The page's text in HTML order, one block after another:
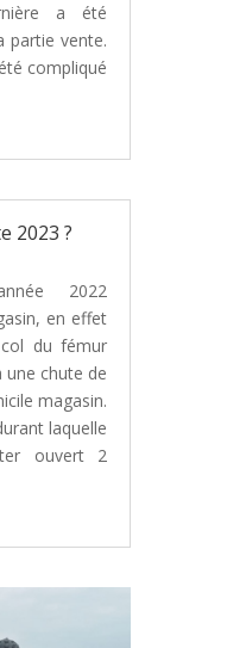
a été
partie vente.
compliqué
2023 ?
2022
en effet
du fémur
une chute de
magasin.
laquelle
ouvert 2